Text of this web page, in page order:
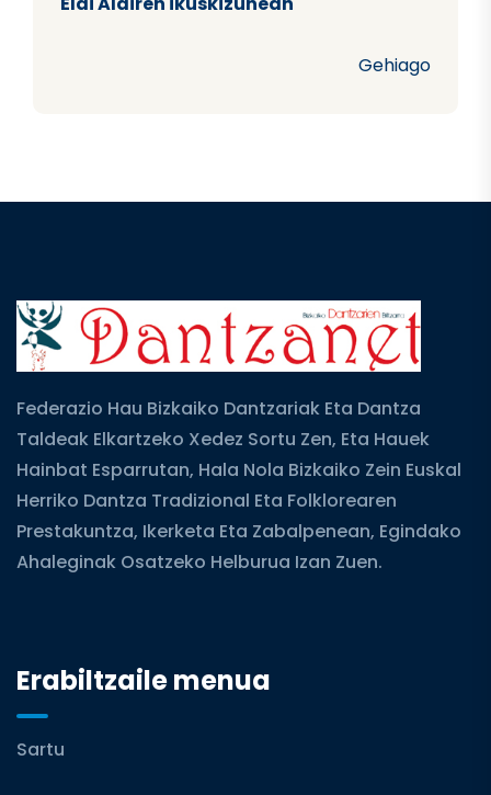
Gehiago
Federazio Hau Bizkaiko Dantzariak Eta Dantza
Taldeak Elkartzeko Xedez Sortu Zen, Eta Hauek
Hainbat Esparrutan, Hala Nola Bizkaiko Zein Euskal
Herriko Dantza Tradizional Eta Folklorearen
Prestakuntza, Ikerketa Eta Zabalpenean, Egindako
Ahaleginak Osatzeko Helburua Izan Zuen.
Erabiltzaile menua
Sartu